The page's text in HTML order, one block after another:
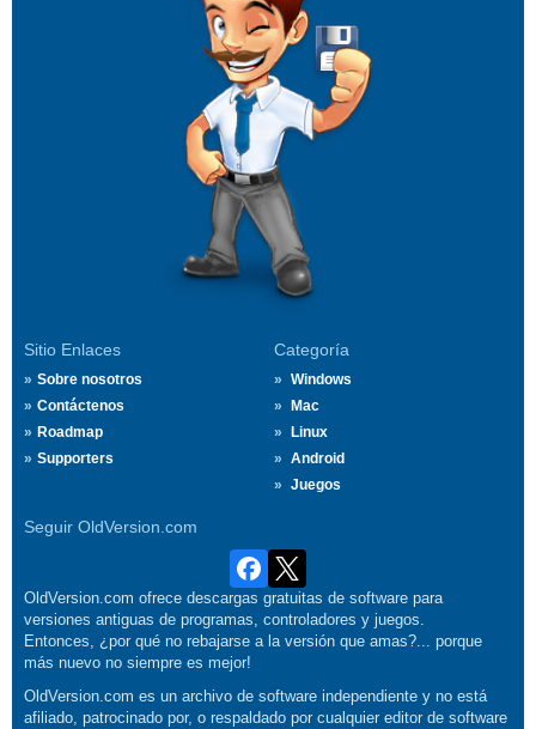
Sitio Enlaces
Sobre nosotros
Contáctenos
Roadmap
Supporters
Categoría
Windows
Mac
Linux
Android
Juegos
Seguir OldVersion.com
OldVersion.com ofrece descargas gratuitas de software para
versiones antiguas de programas, controladores y juegos.
Entonces, ¿por qué no rebajarse a la versión que amas?... porque
más nuevo no siempre es mejor!
OldVersion.com es un archivo de software independiente y no está
afiliado, patrocinado por, o respaldado por cualquier editor de software